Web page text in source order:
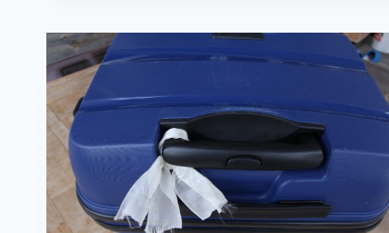
FAIR
AUSLAND